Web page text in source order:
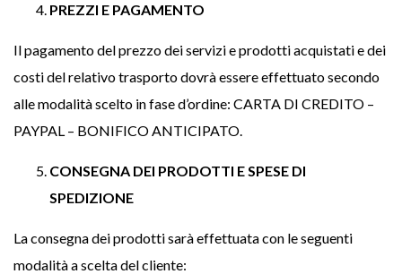
PREZZI E PAGAMENTO
Il pagamento del prezzo dei servizi e prodotti acquistati e dei
costi del relativo trasporto dovrà essere effettuato secondo
alle modalità scelto in fase d’ordine: CARTA DI CREDITO –
PAYPAL – BONIFICO ANTICIPATO.
CONSEGNA DEI PRODOTTI E SPESE DI
SPEDIZIONE
La consegna dei prodotti sarà effettuata con le seguenti
modalità a scelta del cliente: